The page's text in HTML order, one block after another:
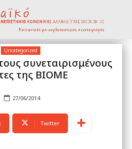
Uncategorized
συνεταιρισμένους
της ΒΙΟΜΕ
27/06/2014
Twitter